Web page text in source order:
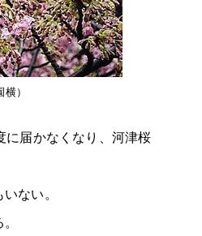
）
届かなくなり、河津桜
ない。